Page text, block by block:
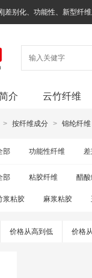
差别化、功能性、新型纤维
介 云竹纤维
> 按纤维成分 > 锦纶纤维
部 功能性纤维
部 粘胶纤维 醋
浆粘胶 麻浆粘胶
价格从高到低 价格